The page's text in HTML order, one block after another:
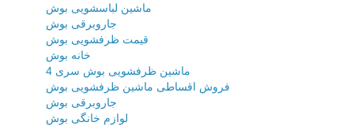
ماشین لباسشویی بوش
جاروبرقی بوش
قیمت ظرفشویی بوش
خانه بوش
ماشین ظرفشویی بوش سری 4
فروش اقساطی ماشین ظرفشویی بوش
جاروبرقی بوش
لوازم خانگی بوش